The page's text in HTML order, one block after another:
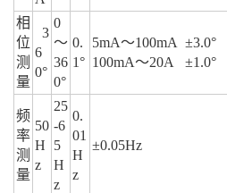
相
位
测
量
3
6
0°
0
～
36
0°
0.
1°
5mA～100mA ±3.0°
100mA～20A ±1.0°
频
率
测
量
50
H
z
25
-6
5
H
z
0.
01
H
z
±0.05Hz